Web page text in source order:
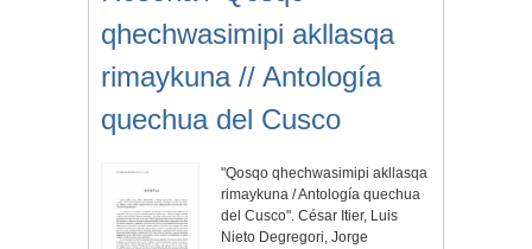
qhechwasimipi akllasqa
rimaykuna // Antología
quechua del Cusco
"Qosqo qhechwasimipi akllasqa
rimaykuna / Antología quechua
del Cusco". César Itier, Luis
Nieto Degregori, Jorge